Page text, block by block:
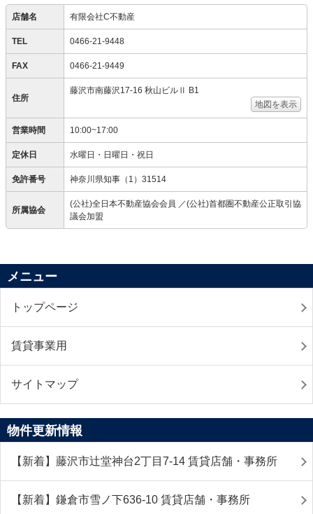
店舗名 有限会社C不動産
TEL 0466-21-9448
FAX 0466-21-9449
住所
藤沢市南藤沢17-16 秋山ビルⅡ B1
地図を表示
営業時間 10:00~17:00
定休日 水曜日・日曜日・祝日
免許番号 神奈川県知事（1）31514
所属協会
(公社)全日本不動産協会会員 ／(公社)首都圏不動産公正取引協
議会加盟
メニュー
トップページ
賃貸事業用
サイトマップ
物件更新情報
【新着】藤沢市辻堂神台2丁目7-14 賃貸店舗・事務所
【新着】鎌倉市雪ノ下636-10 賃貸店舗・事務所